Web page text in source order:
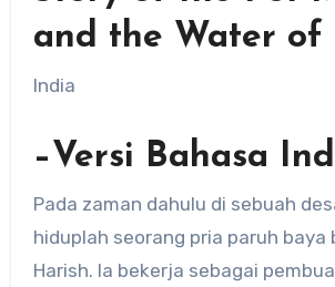
and the Water of
India
–Versi Bahasa
Pada zaman dahulu di sebuah
hiduplah seorang pria paruh baya
Harish. Ia bekerja sebagai